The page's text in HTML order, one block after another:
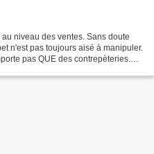
niveau des ventes. Sans doute
n'est pas toujours aisé à manipuler.
pas QUE des contrepèteries.